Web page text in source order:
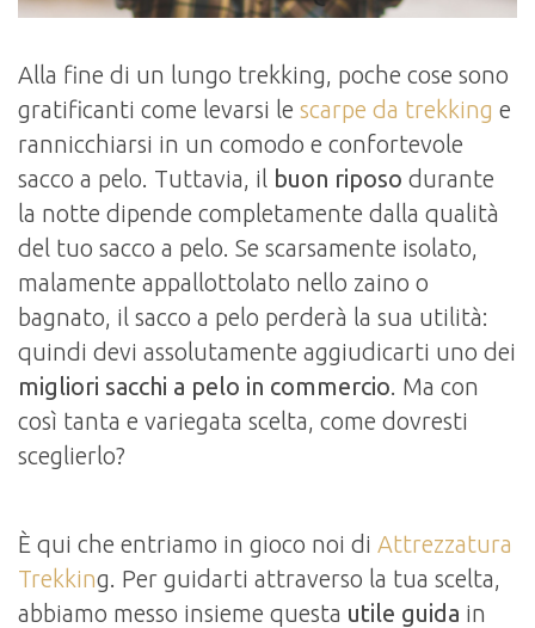
Alla fine di un lungo trekking, poche cose sono
gratificanti come levarsi le scarpe da trekking e
rannicchiarsi in un comodo e confortevole
sacco a pelo. Tuttavia, il buon riposo durante
la notte dipende completamente dalla qualità
del tuo sacco a pelo. Se scarsamente isolato,
malamente appallottolato nello zaino o
bagnato, il sacco a pelo perderà la sua utilità:
quindi devi assolutamente aggiudicarti uno dei
migliori sacchi a pelo in commercio . Ma con
così tanta e variegata scelta, come dovresti
sceglierlo?
È qui che entriamo in gioco noi di Attrezzatura
Trekking. Per guidarti attraverso la tua scelta,
abbiamo messo insieme questa utile guida in